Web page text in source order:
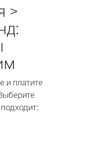
>
и платите